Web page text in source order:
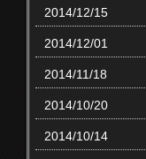
2014/12/15
2014/12/01
2014/11/18
2014/10/20
2014/10/14